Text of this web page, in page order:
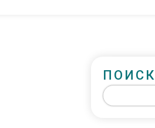
ПОИСК